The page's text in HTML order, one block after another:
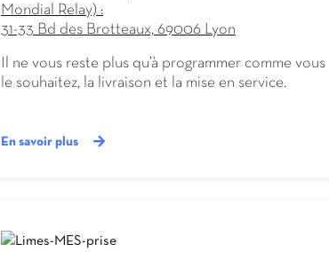
Mondial Relay) :
31-33 Bd des Brotteaux, 69006 Lyon
Il ne vous reste plus qu’à programmer comme vous
le souhaitez, la livraison et la mise en service.
Регистрируйтесь по ссылке и получайте
отличные возможности своим юзерам. Большие
En savoir plus